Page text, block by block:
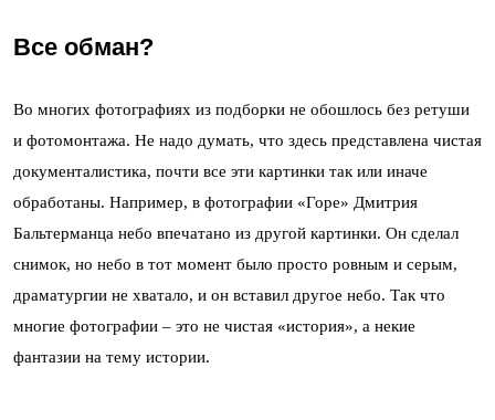
Все обман?
Во многих фотографиях из подборки не обошлось без ретуши
и фотомонтажа. Не надо думать, что здесь представлена чистая
документалистика, почти все эти картинки так или иначе
обработаны. Например, в фотографии «Горе» Дмитрия
Бальтерманца небо впечатано из другой картинки. Он сделал
снимок, но небо в тот момент было просто ровным и серым,
драматургии не хватало, и он вставил другое небо. Так что
многие фотографии – это не чистая «история», а некие
фантазии на тему истории.